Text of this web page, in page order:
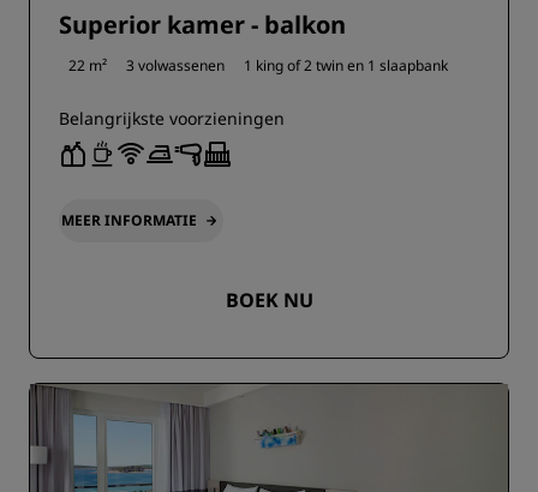
Superior kamer - balkon
22 m² 3 volwassenen 1 king of2 twin en 1 slaapbank
Belangrijkste voorzieningen
MEER INFORMATIE
BOEK NU